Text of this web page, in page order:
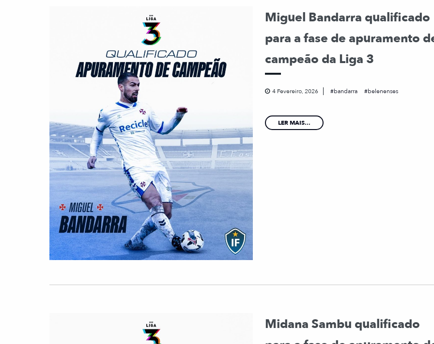
Miguel Bandarra qualificado
para a fase de apuramento
campeão da Liga 3
4 Fevereiro, 2026 bandarra belenenses
LER MAIS...
Midana Sambu qualificado